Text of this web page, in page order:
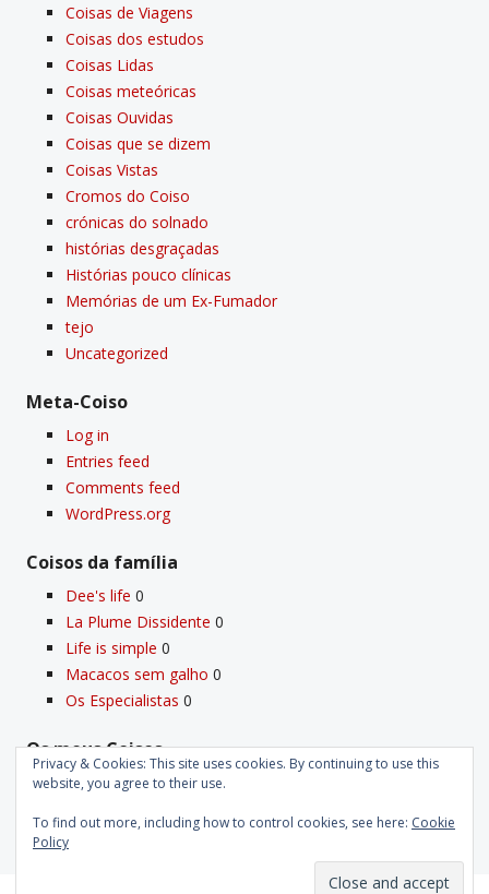
Coisas de Viagens
Coisas dos estudos
Coisas Lidas
Coisas meteóricas
Coisas Ouvidas
Coisas que se dizem
Coisas Vistas
Cromos do Coiso
crónicas do solnado
histórias desgraçadas
Histórias pouco clí­nicas
Memórias de um Ex-Fumador
tejo
Uncategorized
Meta-Coiso
Log in
Entries feed
Comments feed
WordPress.org
Coisos da famí­lia
Dee's life 0
La Plume Dissidente 0
Life is simple 0
Macacos sem galho 0
Os Especialistas 0
Os meus Coisos
Deus0
Privacy & Cookies: This site uses cookies. By continuing to use this
website, you agree to their use.
To find out more, including how to control cookies, see here: Cookie
Policy